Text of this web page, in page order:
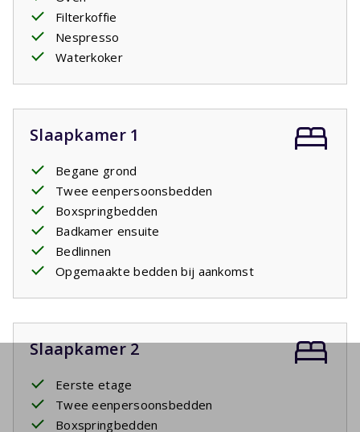
Filterkoffie
Nespresso
Waterkoker
Slaapkamer 1
Begane grond
Twee eenpersoonsbedden
Boxspringbedden
Badkamer ensuite
Bedlinnen
Opgemaakte bedden bij aankomst
Slaapkamer 2
Eerste etage
Twee eenpersoonsbedden
Boxspringbedden